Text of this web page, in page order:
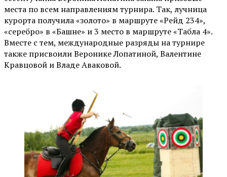
места по всем направлениям турнира. Так, лучница
курорта получила «золото» в маршруте «Рейд 234»,
«серебро» в «Башне» и 3 место в маршруте «Табла 4».
Вместе с тем, международные разряды на турнире
также присвоили Веронике Лопатиной, Валентине
Кравцовой и Владе Аваковой.